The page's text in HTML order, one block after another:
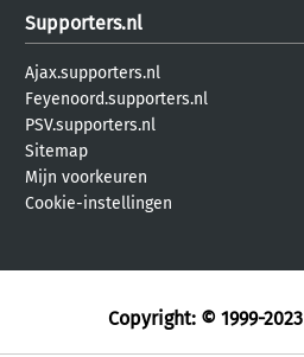
Supporters.nl
Ajax.supporters.nl
Feyenoord.supporters.nl
PSV.supporters.nl
Sitemap
Mijn voorkeuren
Cookie-instellingen
Copyright: © 1999-2023